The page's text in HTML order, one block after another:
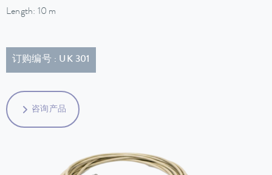
Length: 10 m
订购编号 : UK 301
咨询产品